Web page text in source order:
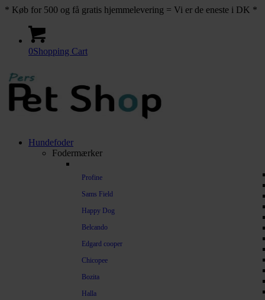
* Køb for 500 og få gratis hjemmelevering = Vi er de eneste i DK *
0Shopping Cart
Hundefoder
Fodermærker
Profine
Sams Field
Happy Dog
Belcando
Edgard cooper
Chicopee
Bozita
Halla